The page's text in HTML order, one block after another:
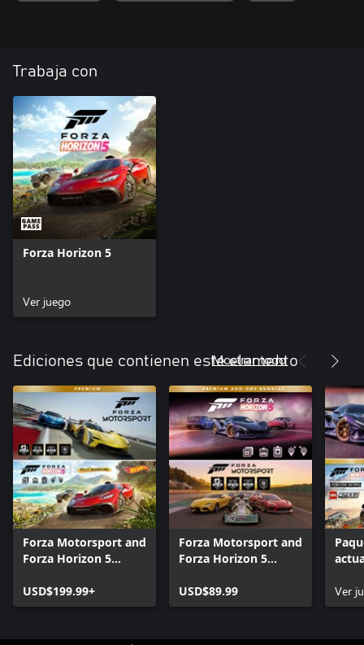
Trabaja con
Forza Horizon 5
Ver juego
Ediciones que contienen este elemento
Mostrar todo
Forza Motorsport and
Forza Horizon 5
Bundle
USD$199.99+
Forza Motorsport and
Forza Horizon 5
Bundle
USD$89.99 Ver